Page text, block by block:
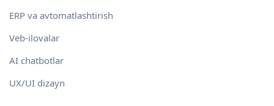
ERP va avtomatlashtirish
Veb-ilovalar
AI chatbotlar
UX/UI dizayn